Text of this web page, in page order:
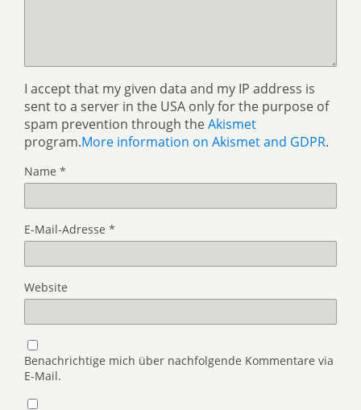
I accept that my given data and my IP address is
sent to a server in the USA only for the purpose of
spam prevention through theAkismet
program.More information on Akismet and GDPR.
Name *
E-Mail-Adresse *
Website
Benachrichtige mich über nachfolgende Kommentare via
E-Mail.